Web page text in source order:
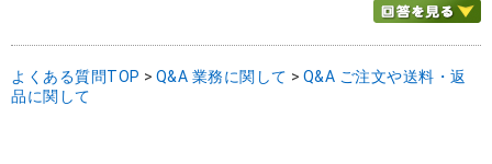
よくある質問TOP > Q&A 業務に関して > Q&A ご注文や送料・返
品に関して